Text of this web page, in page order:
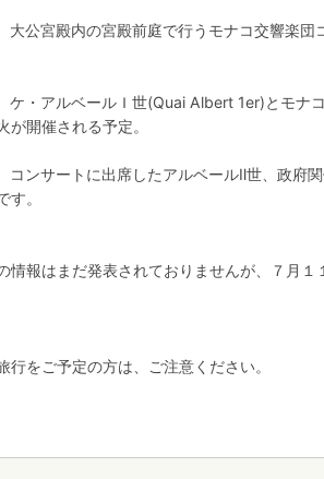
公宮殿内の宮殿前庭で行うモナコ交響楽団
・アルベールＩ世(Quai Albert 1er)とモナ
が開催される予定。
ンサートに出席したアルベールⅡ世、政府
。
情報はまだ発表されておりませんが、７月
行をご予定の方は、ご注意ください。